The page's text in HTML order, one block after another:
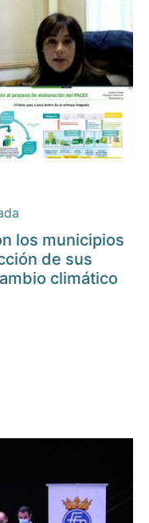
los municipios
de sus
climático